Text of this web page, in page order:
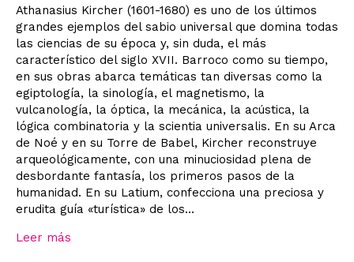
Athanasius Kircher (1601-1680) es uno de los últimos
grandes ejemplos del sabio universal que domina todas
las ciencias de su época y, sin duda, el más
característico del siglo XVII. Barroco como su tiempo,
en sus obras abarca temáticas tan diversas como la
egiptología, la sinología, el magnetismo, la
vulcanología, la óptica, la mecánica, la acústica, la
lógica combinatoria y la scientia universalis. En su Arca
de Noé y en su Torre de Babel, Kircher reconstruye
arqueológicamente, con una minuciosidad plena de
desbordante fantasía, los primeros pasos de la
humanidad. En su Latium, confecciona una preciosa y
erudita guía «turística» de los...
Leer más